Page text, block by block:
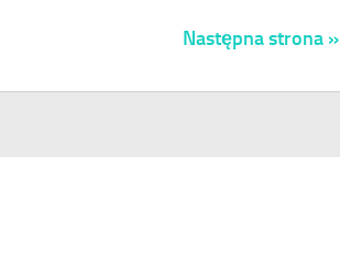
Następna strona »